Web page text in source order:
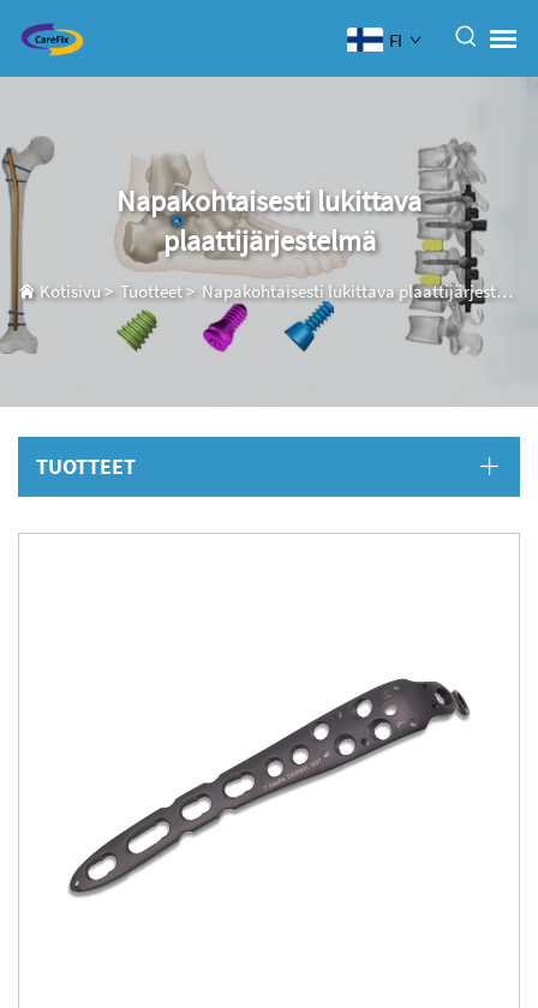
FI
Napakohtaisesti lukittava
plaattijärjestelmä
Kotisivu> Tuotteet> Napakohtaisesti lukittava plaattijärjestelmä
TUOTTEET